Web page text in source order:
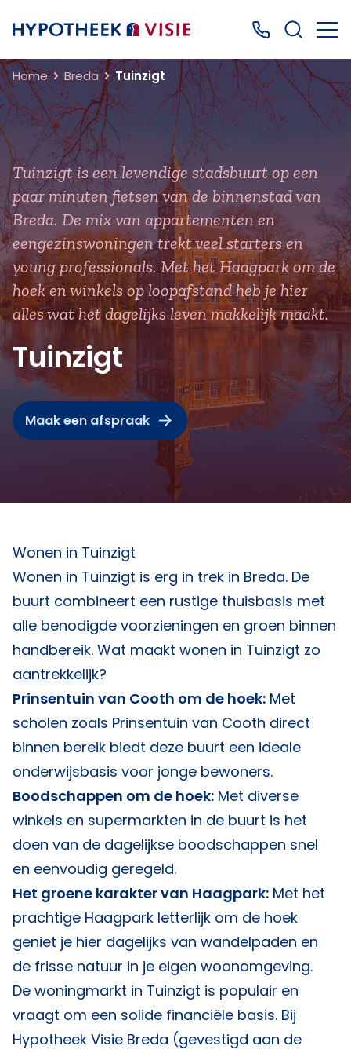
Terug naar home Bel ons: 0499
Home Breda Tuinzigt
Tuinzigt is een levendige stadsbuurt op een
paar minuten fietsen van de binnenstad van
Breda. De mix van appartementen en
eengezinswoningen trekt veel starters en
young professionals. Met het Haagpark om de
hoek en winkels op loopafstand heb je hier
alles wat het dagelijks leven makkelijk maakt.
Tuinzigt
Maak een afspraak
Wonen in Tuinzigt
Wonen in Tuinzigt is erg in trek in Breda. De
buurt combineert een rustige thuisbasis met
alle benodigde voorzieningen en groen binnen
handbereik. Wat maakt wonen in Tuinzigt zo
aantrekkelijk?
Prinsentuin van Cooth om de hoek: Met
scholen zoals Prinsentuin van Cooth direct
binnen bereik biedt deze buurt een ideale
onderwijsbasis voor jonge bewoners.
Boodschappen om de hoek: Met diverse
winkels en supermarkten in de buurt is het
doen van de dagelijkse boodschappen snel
en eenvoudig geregeld.
Het groene karakter van Haagpark: Met het
prachtige Haagpark letterlijk om de hoek
geniet je hier dagelijks van wandelpaden en
de frisse natuur in je eigen woonomgeving.
De woningmarkt in Tuinzigt is populair en
vraagt om een solide financiële basis. Bij
Hypotheek Visie Breda (gevestigd aan de